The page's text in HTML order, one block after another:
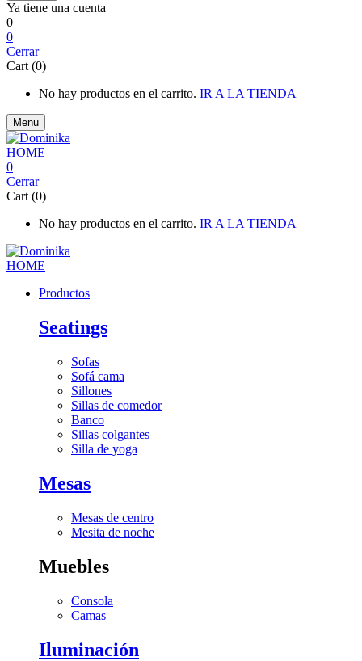
Ya tiene una cuenta
0
0
Cerrar
Cart (0)
No hay productos en el carrito. IR A LA TIENDA
Menu
0
Cerrar
Cart (0)
No hay productos en el carrito. IR A LA TIENDA
Productos
Seatings
Sofas
Sofá cama
Sillones
Sillas de comedor
Banco
Sillas colgantes
Silla de yoga
Mesas
Mesas de centro
Mesita de noche
Muebles
Consola
Camas
Iluminación